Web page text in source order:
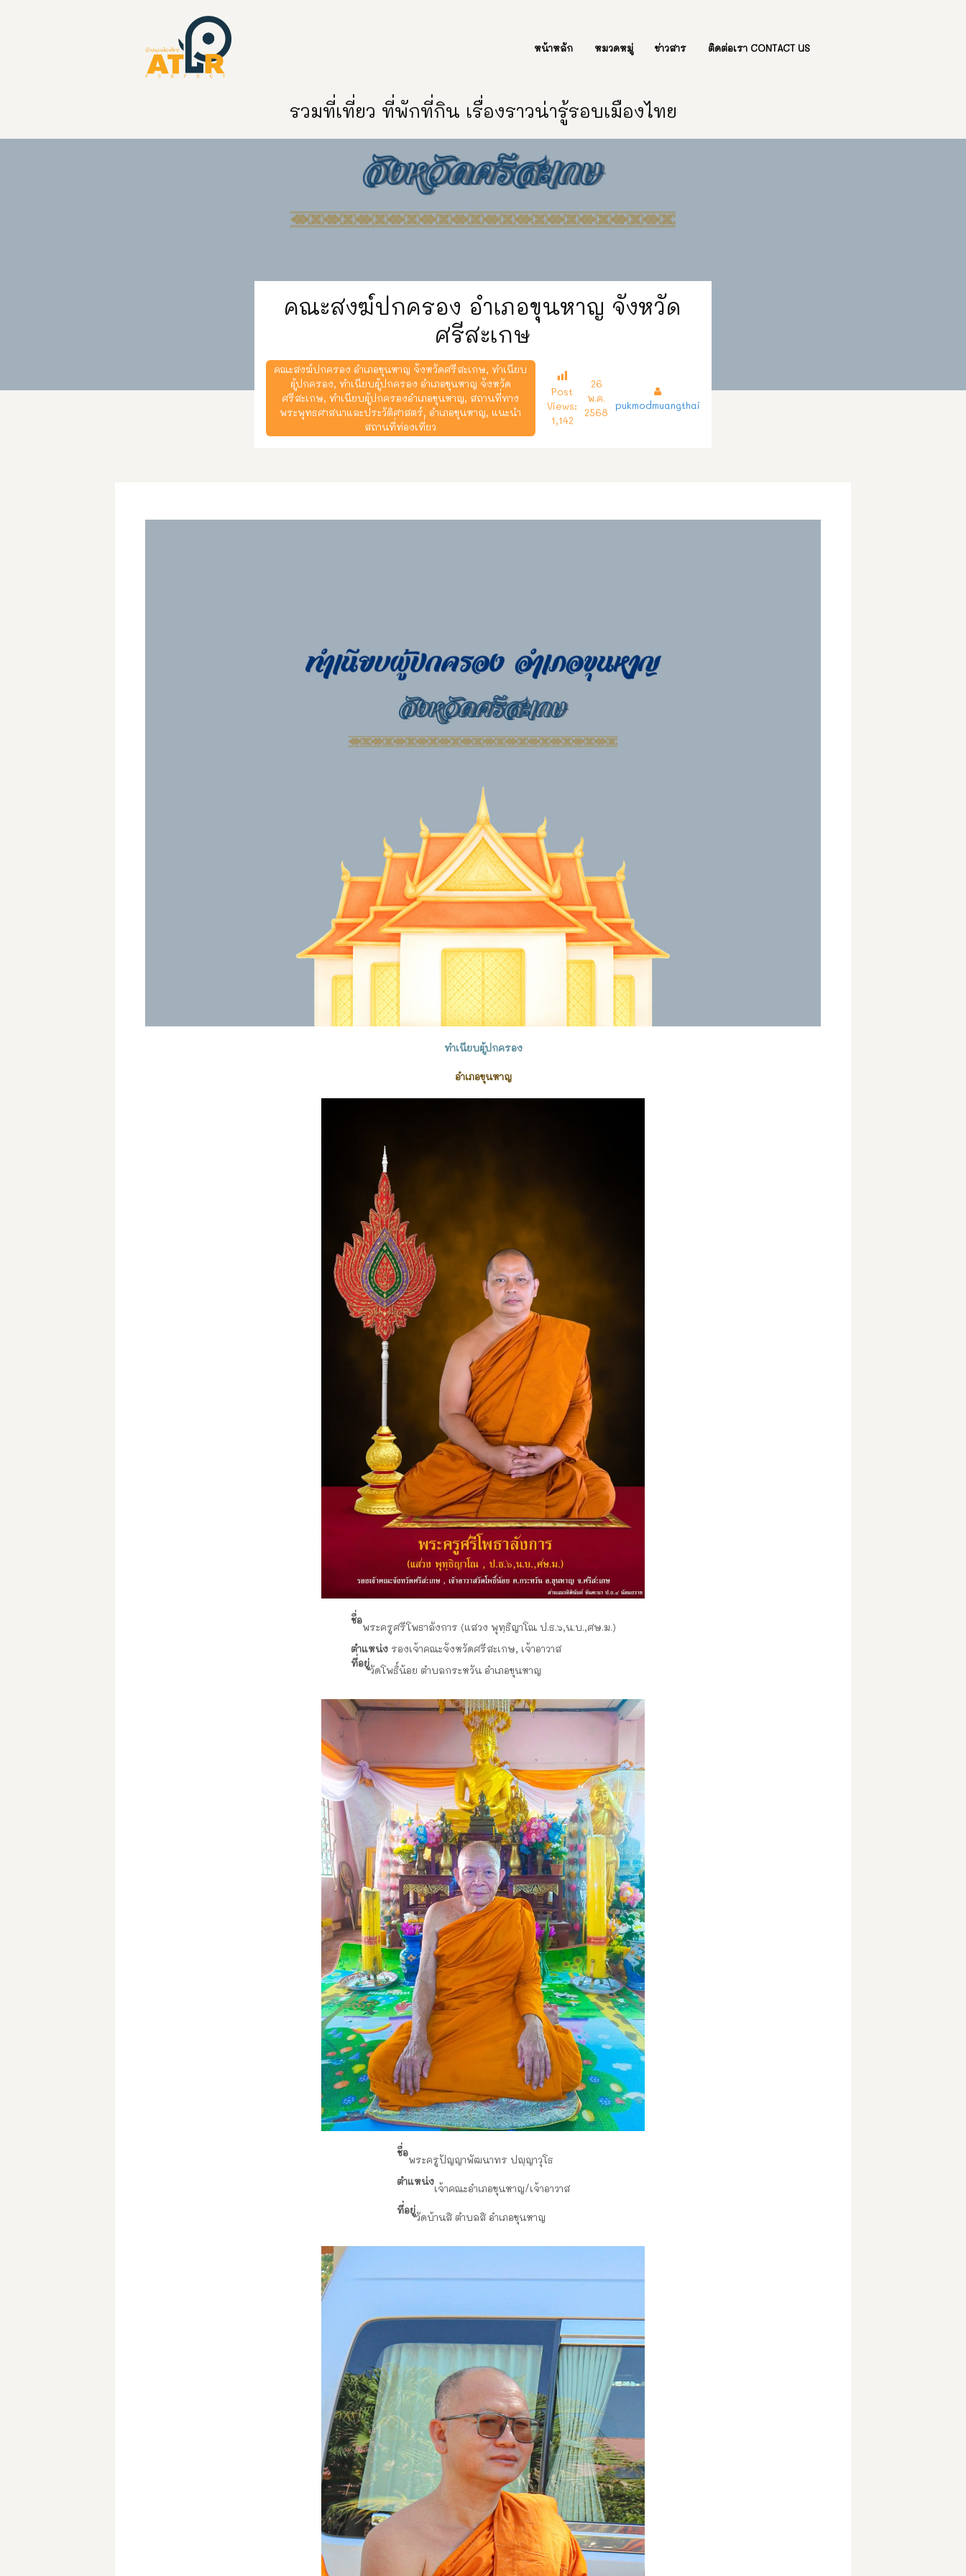
หน้าหลัก หมวดหมู่ ข่าวสาร ติดต่อเรา CONTACT US
รวมที่เที่ยว ที่พักที่กิน เรื่องราวน่ารู้รอบเมืองไทย
คณะสงฆ์ปกครอง อำเภอขุนหาญ จังหวัด
ศรีสะเกษ
คณะสงฆ์ปกครอง อำเภอขุนหาญ จังหวัดศรีสะเกษ, ทำเนียบ
ผู้ปกครอง, ทำเนียบผู้ปกครอง อำเภอขุนหาญ จังหวัด
ศรีสะเกษ, ทำเนียบผู้ปกครองอำเภอขุนหาญ, สถานที่ทาง
พระพุทธศาสนาและประวัติศาสตร์, อำเภอขุนหาญ, แนะนำ
สถานที่ท่องเที่ยว
Post
Views:
1,142
26
พ.ค.
2568
pukmodmuangthai
ทำเนียบผู้ปกครอง
อำเภอขุนหาญ
ชื่อ
พระครูศรีโพธาลังการ (แสวง พุทฺธิญาโณ ป.ธ.๖,น.บ.,ศษ.ม.)
ตำแหน่ง รองเจ้าคณะจังหวัดศรีสะเกษ, เจ้าอาวาส
ที่อยู่
วัดโพธิ์น้อย ตำบลกระหวัน อำเภอขุนหาญ
ชื่อ
พระครูปัญญาพัฒนาทร ปญฺญาวุโธ
ตำแหน่ง
เจ้าคณะอำเภอขุนหาญ/เจ้าอาวาส
ที่อยู่
วัดบ้านสิ ตำบลสิ อำเภอขุนหาญ